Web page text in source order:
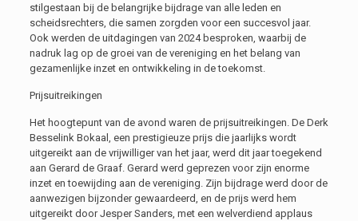
stilgestaan bij de belangrijke bijdrage van alle leden en
scheidsrechters, die samen zorgden voor een succesvol jaar.
Ook werden de uitdagingen van 2024 besproken, waarbij de
nadruk lag op de groei van de vereniging en het belang van
gezamenlijke inzet en ontwikkeling in de toekomst.
Prijsuitreikingen
Het hoogtepunt van de avond waren de prijsuitreikingen. De Derk
Besselink Bokaal, een prestigieuze prijs die jaarlijks wordt
uitgereikt aan de vrijwilliger van het jaar, werd dit jaar toegekend
aan Gerard de Graaf. Gerard werd geprezen voor zijn enorme
inzet en toewijding aan de vereniging. Zijn bijdrage werd door de
aanwezigen bijzonder gewaardeerd, en de prijs werd hem
uitgereikt door Jesper Sanders, met een welverdiend applaus